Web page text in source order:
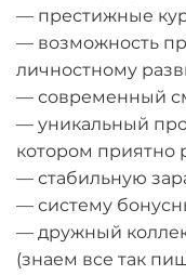
— престижные
— возможность
личностному
— современный
— уникальный
котором приятно
— стабильную
— систему
— дружный
(знаем все так